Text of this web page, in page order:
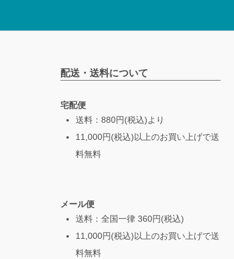
配送・送料について
宅配便
送料：880円(税込)より
11,000円(税込)以上のお買い上げで送
料無料
メール便
送料：全国一律 360円(税込)
11,000円(税込)以上のお買い上げで送
料無料